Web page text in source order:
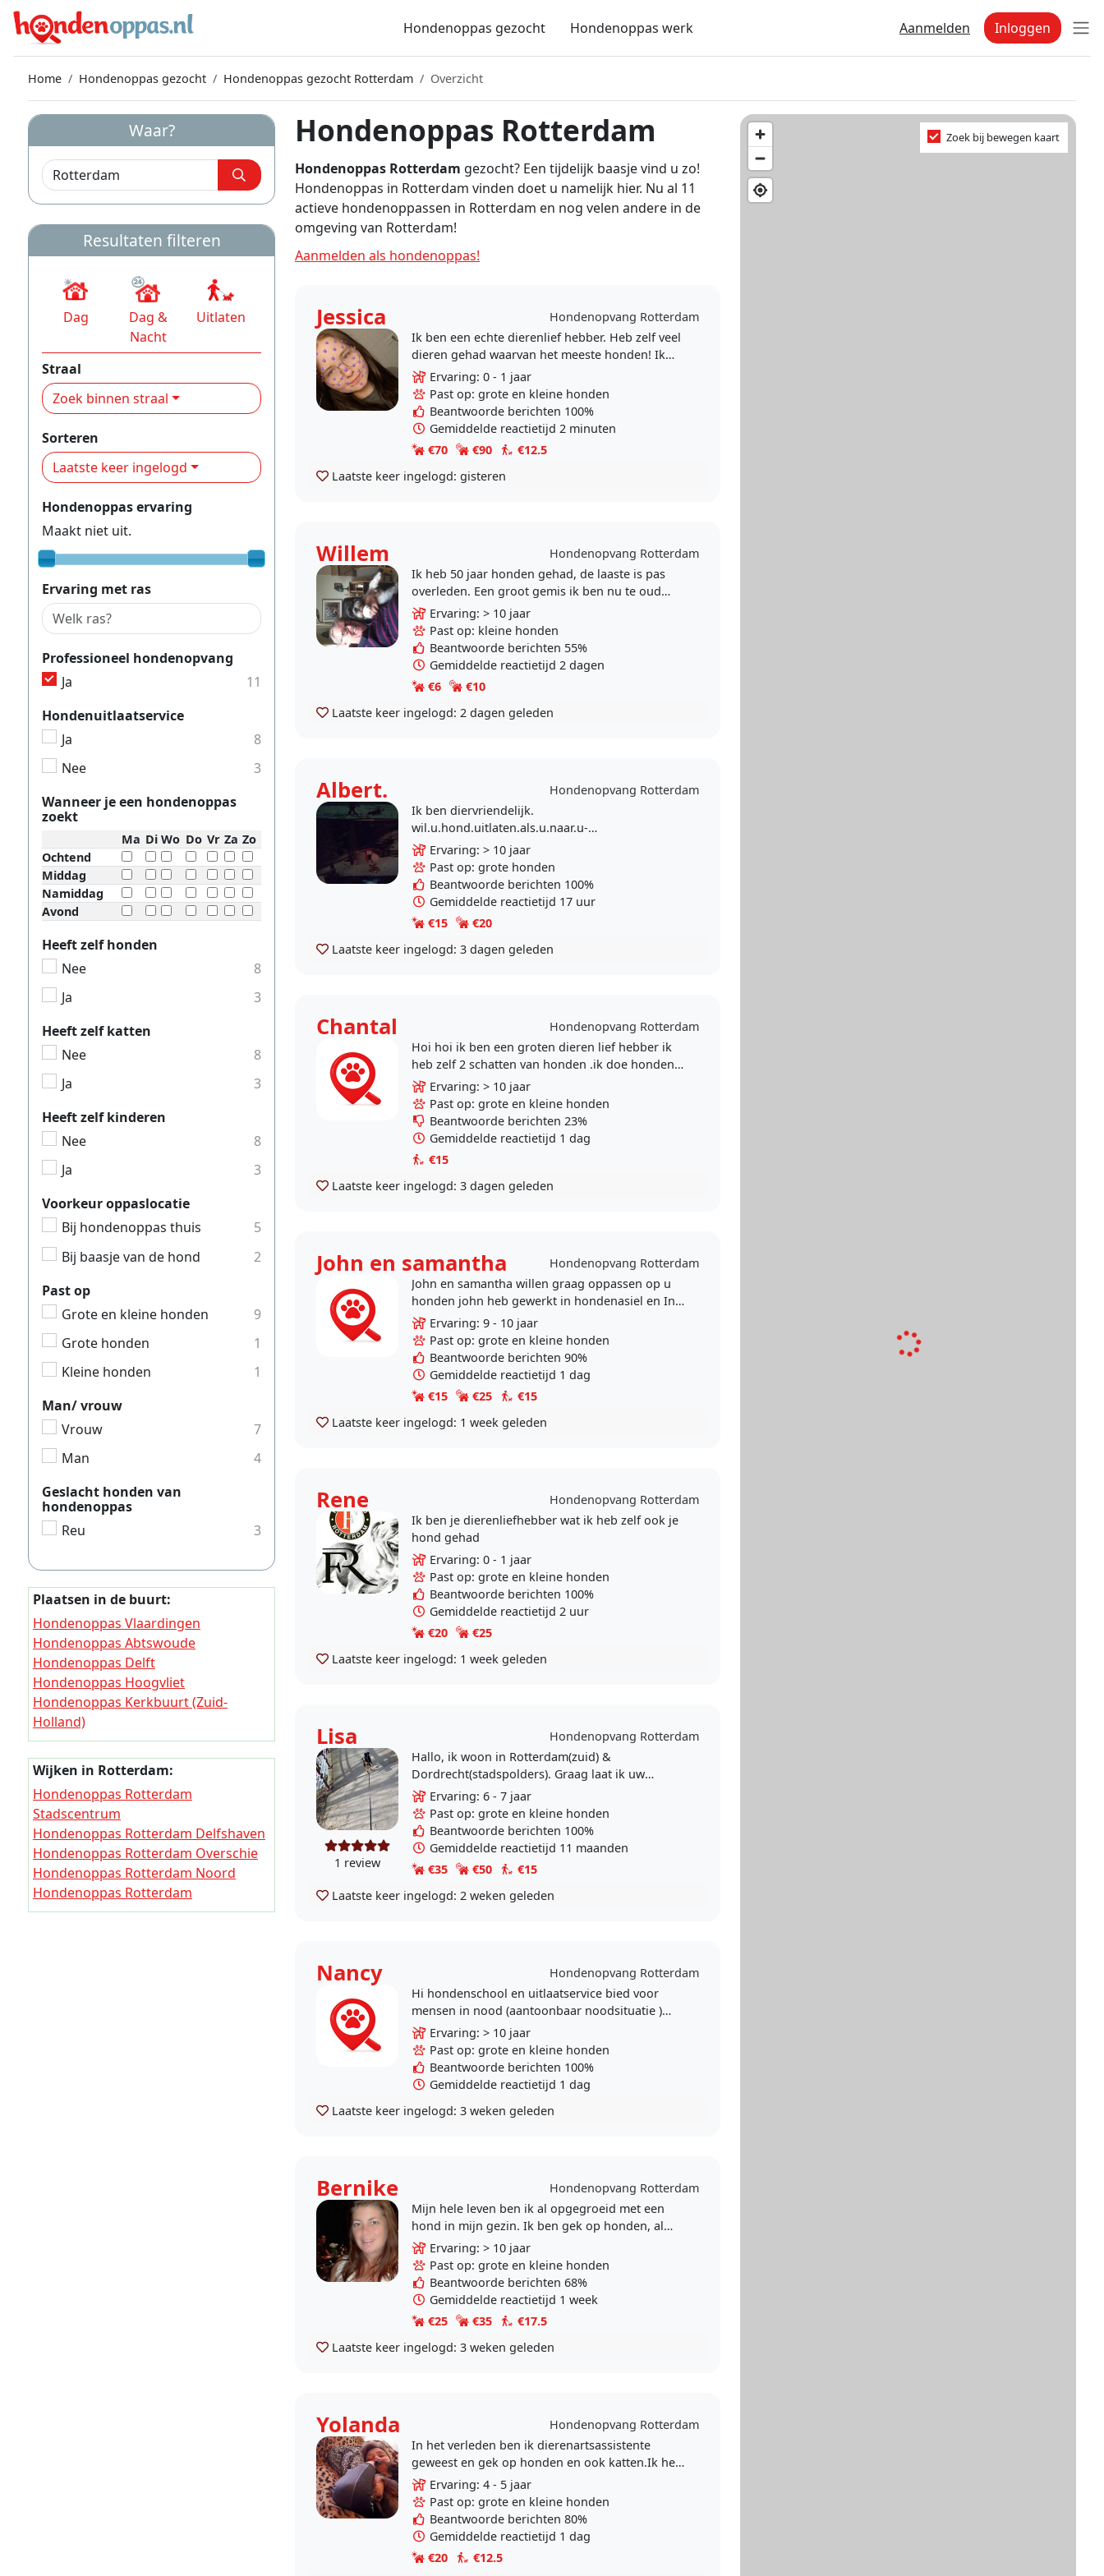
Hondenoppas gezocht Hondenoppas werk Aanmelden Inloggen
Home Hondenoppas gezocht Hondenoppas gezocht Rotterdam Overzicht
Hondenoppas Rotterdam
Hondenoppas Rotterdam gezocht? Een tijdelijk baasje vind u zo!
Hondenoppas in Rotterdam vinden doet u namelijk hier. Nu al 11
actieve hondenoppassen in Rotterdam en nog velen andere in de
omgeving van Rotterdam!
Aanmelden als hondenoppas!
Jessica
Hondenopvang Rotterdam
Ik ben een echte dierenlief hebber. Heb zelf veel
dieren gehad waarvan het meeste honden! Ik
hou van lange wandelingen en vindt het zeker
geen..
Ervaring: 0 - 1 jaar
Past op: grote en kleine honden
Beantwoorde berichten 100%
Gemiddelde reactietijd 2 minuten
€70
€90
€12.5
Laatste keer ingelogd: gisteren
Willem
Hondenopvang Rotterdam
Ik heb 50 jaar honden gehad, de laaste is pas
overleden. Een groot gemis ik ben nu te oud
voor een andere, ik zou wel een paar dagen op
willen passen..
Ervaring: > 10 jaar
Past op: kleine honden
Beantwoorde berichten 55%
Gemiddelde reactietijd 2 dagen
€6
€10
Laatste keer ingelogd: 2 dagen geleden
Albert.
Hondenopvang Rotterdam
Ik ben diervriendelijk.
wil.u.hond.uitlaten.als.u.naar.u-
werk.bent.of.op..
Ervaring: > 10 jaar
Past op: grote honden
Beantwoorde berichten 100%
Gemiddelde reactietijd 17 uur
€15
€20
Laatste keer ingelogd: 3 dagen geleden
Chantal
Hondenopvang Rotterdam
Hoi hoi ik ben een groten dieren lief hebber ik
heb zelf 2 schatten van honden .ik doe honden
uit laten ook als me werk natuurlijk met veel
liefde
Ervaring: > 10 jaar
Past op: grote en kleine honden
Beantwoorde berichten 23%
Gemiddelde reactietijd 1 dag
€15
Laatste keer ingelogd: 3 dagen geleden
John en samantha
Hondenopvang Rotterdam
John en samantha willen graag oppassen op u
honden john heb gewerkt in hondenasiel en In
trainen centrum voor honden en me stief ma
had een..
Ervaring: 9 - 10 jaar
Past op: grote en kleine honden
Beantwoorde berichten 90%
Gemiddelde reactietijd 1 dag
€15
€25
€15
Laatste keer ingelogd: 1 week geleden
Rene
Hondenopvang Rotterdam
Ik ben je dierenliefhebber wat ik heb zelf ook je
hond gehad
Ervaring: 0 - 1 jaar
Past op: grote en kleine honden
Beantwoorde berichten 100%
Gemiddelde reactietijd 2 uur
€20
€25
Laatste keer ingelogd: 1 week geleden
Lisa Hondenopvang Rotterdam
1 review
Hallo, ik woon in Rotterdam(zuid) &
Dordrecht(stadspolders). Graag laat ik uw
viervoeter uit op locatie, er zijn opties om uw
viervoeter ook..
Ervaring: 6 - 7 jaar
Past op: grote en kleine honden
Beantwoorde berichten 100%
Gemiddelde reactietijd 11 maanden
€35
€50
€15
Laatste keer ingelogd: 2 weken geleden
Nancy
Hondenopvang Rotterdam
Hi hondenschool en uitlaatservice bied voor
mensen in nood (aantoonbaar noodsituatie )
gratis dag opvang of uitlaatservice aan op
afgesloten veld ook..
Ervaring: > 10 jaar
Past op: grote en kleine honden
Beantwoorde berichten 100%
Gemiddelde reactietijd 1 dag
Laatste keer ingelogd: 3 weken geleden
Bernike
Hondenopvang Rotterdam
Mijn hele leven ben ik al opgegroeid met een
hond in mijn gezin. Ik ben gek op honden, al
van kleins af aan al voel ik echte liefde! Ik vind
het..
Ervaring: > 10 jaar
Past op: grote en kleine honden
Beantwoorde berichten 68%
Gemiddelde reactietijd 1 week
€25
€35
€17.5
Laatste keer ingelogd: 3 weken geleden
Yolanda
Hondenopvang Rotterdam
In het verleden ben ik dierenartsassistente
geweest en gek op honden en ook katten.Ik heb
tijd dus zou het leuk vinden om op uw hond te
passen en er..
Ervaring: 4 - 5 jaar
Past op: grote en kleine honden
Beantwoorde berichten 80%
Gemiddelde reactietijd 1 dag
€20
€12.5
Zoek bij bewegen kaart
Waar?
Resultaten filteren
Dag
Dag &
Nacht
Uitlaten
Straal
Zoek binnen straal
Sorteren
Laatste keer ingelogd
Hondenoppas ervaring
Maakt niet uit.
Ervaring met ras
Professioneel hondenopvang
Ja
11
Hondenuitlaatservice
Ja
8
Nee
3
Wanneer je een hondenoppas
zoekt
Ma Di Wo Do Vr Za Zo
Ochtend
Middag
Namiddag
Avond
Heeft zelf honden
Nee
8
Ja
3
Heeft zelf katten
Nee
8
Ja
3
Heeft zelf kinderen
Nee
8
Ja
3
Voorkeur oppaslocatie
Bij hondenoppas thuis
5
Bij baasje van de hond
2
Past op
Grote en kleine honden
9
Grote honden
1
Kleine honden
1
Man/ vrouw
Vrouw
7
Man
4
Geslacht honden van
hondenoppas
Reu
3
Plaatsen in de buurt:
Hondenoppas Vlaardingen
Hondenoppas Abtswoude
Hondenoppas Delft
Hondenoppas Hoogvliet
Hondenoppas Kerkbuurt (Zuid-
Holland)
Hondenoppas Pernis
Hondenoppas Poortugaal
Hondenoppas Delfgauw
Hondenoppas Schiedam
Hondenoppas Oude Leede
Wijken in Rotterdam:
Hondenoppas Rotterdam
Stadscentrum
Hondenoppas Rotterdam Delfshaven
Hondenoppas Rotterdam Overschie
Hondenoppas Rotterdam Noord
Hondenoppas Rotterdam
Hillegersberg-Schiebroek